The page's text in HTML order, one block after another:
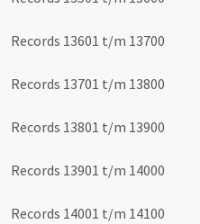
Records 13601 t/m 13700
Records 13701 t/m 13800
Records 13801 t/m 13900
Records 13901 t/m 14000
Records 14001 t/m 14100